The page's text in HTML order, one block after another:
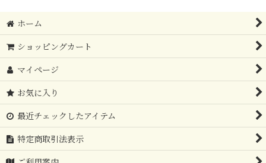
ホーム
ショッピングカート
マイページ
お気に入り
最近チェックしたアイテム
特定商取引法表示